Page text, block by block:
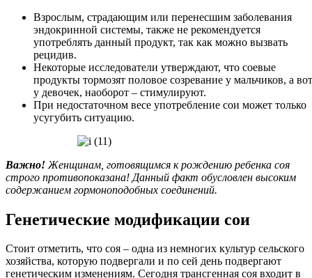
Взрослым, страдающим или перенесшим заболевания
эндокринной системы, также не рекомендуется
употреблять данный продукт, так как можно вызвать
рецидив.
Некоторые исследователи утверждают, что соевые
продукты тормозят половое созревание у мальчиков, а вот
у девочек, наоборот – стимулируют.
При недостаточном весе употребление сои может только
усугубить ситуацию.
Важно! Женщинам, готовящимся к рождению ребенка соя
строго противопоказана! Данный факт обусловлен высоким
содержанием гормоноподобных соединений.
Генетические модификации сои
Стоит отметить, что соя – одна из немногих культур сельского
хозяйства, которую подвергали и по сей день подвергают
генетическим изменениям. Сегодня трансгенная соя входит в